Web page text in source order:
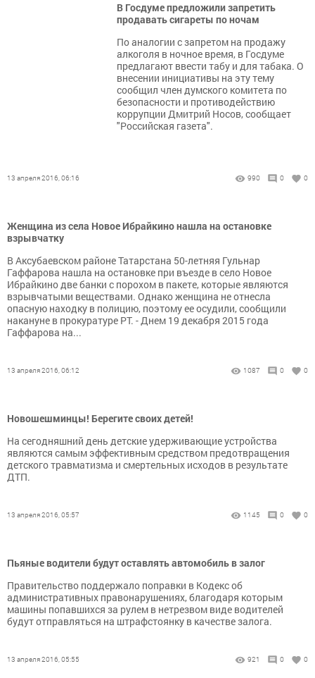
В Госдуме предложили запретить
продавать сигареты по ночам
По аналогии с запретом на продажу
алкоголя в ночное время, в Госдуме
предлагают ввести табу и для табака. О
внесении инициативы на эту тему
сообщил член думского комитета по
безопасности и противодействию
коррупции Дмитрий Носов, сообщает
"Российская газета".
13 апреля 2016, 06:16 990 0 0
Женщина из села Новое Ибрайкино нашла на остановке
взрывчатку
В Аксубаевском районе Татарстана 50-летняя Гульнар
Гаффарова нашла на остановке при въезде в село Новое
Ибрайкино две банки с порохом в пакете, которые являются
взрывчатыми веществами. Однако женщина не отнесла
опасную находку в полицию, поэтому ее осудили, сообщили
накануне в прокуратуре РТ. - Днем 19 декабря 2015 года
Гаффарова на...
13 апреля 2016, 06:12 1087 0 0
Новошешминцы! Берегите своих детей!
На сегодняшний день детские удерживающие устройства
являются самым эффективным средством предотвращения
детского травматизма и смертельных исходов в результате
ДТП.
13 апреля 2016, 05:57 1145 0 0
Пьяные водители будут оставлять автомобиль в залог
Правительство поддержало поправки в Кодекс об
административных правонарушениях, благодаря которым
машины попавшихся за рулем в нетрезвом виде водителей
будут отправляться на штрафстоянку в качестве залога.
13 апреля 2016, 05:55 921 0 0